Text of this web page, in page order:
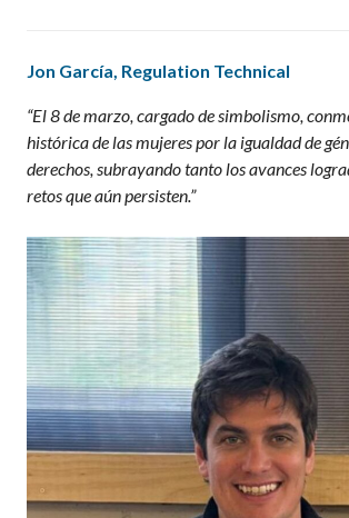
Jon García Regulation Technical
“El 8 de marzo, cargado de simbolismo,
histórica de las mujeres por la igualdad de
derechos, subrayando tanto los avances
retos que aún persisten.”